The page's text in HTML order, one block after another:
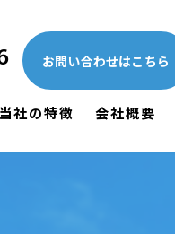
お問い合わせはこちら
当社の特徴 会社概要